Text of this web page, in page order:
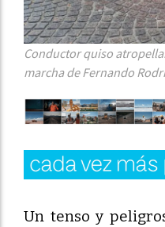
Conductor quiso
marcha de Fernando
Un tenso y